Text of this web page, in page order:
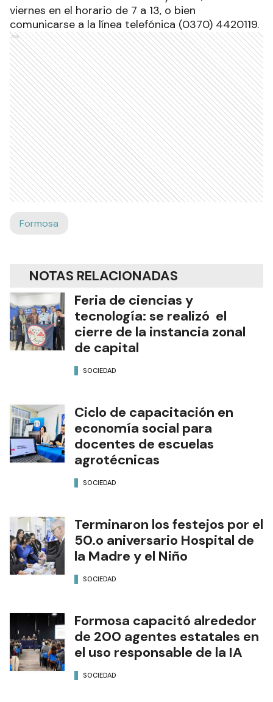
viernes en el horario de 7 a 13, o bien
comunicarse a la línea telefónica (0370) 4420119.
Ads
Formosa
NOTAS RELACIONADAS
Feria de ciencias y
tecnología: se realizó el
cierre de la instancia zonal
de capital
SOCIEDAD
Ciclo de capacitación en
economía social para
docentes de escuelas
agrotécnicas
SOCIEDAD
Terminaron los festejos por el
50.o aniversario Hospital de
la Madre y el Niño
SOCIEDAD
Formosa capacitó alrededor
de 200 agentes estatales en
el uso responsable de la IA
SOCIEDAD